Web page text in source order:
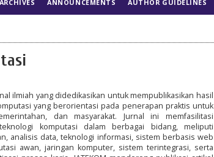
ARCHIVES ANNOUNCEMENTS AUTHOR GUIDELINES
ilmiah yang didedikasikan untuk mempublikasikan hasil
yang berorientasi pada penerapan praktis untuk
dan masyarakat. Jurnal ini memfasilitasi
komputasi dalam berbagai bidang, meliputi
analisis data, teknologi informasi, sistem berbasis web
awan, jaringan komputer, sistem terintegrasi, serta